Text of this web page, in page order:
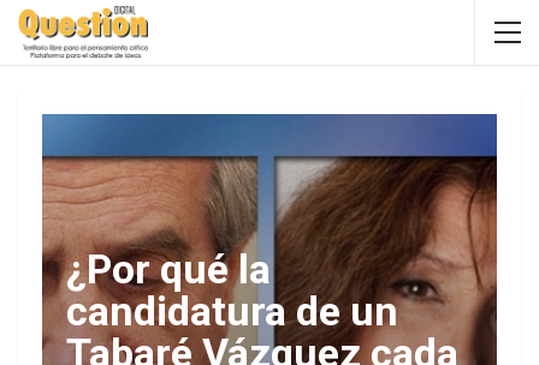
¿Por qué la
candidatura de un
Tabaré Vázquez cada